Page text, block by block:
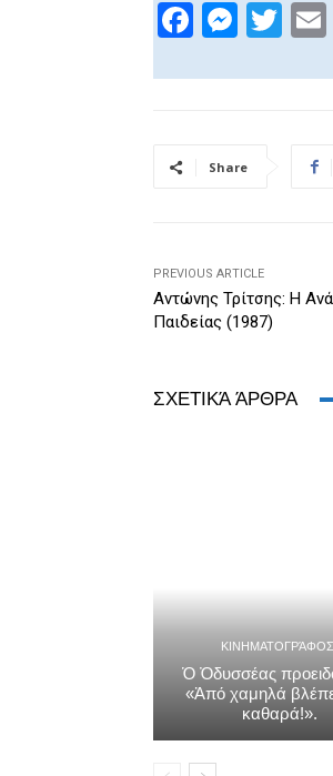
F
c
b
k
M
ss
n
T
tt
Share
PREVIOUS ARTICLE
Αντώνης Τρίτσης: Η
Παιδείας (1987)
ΣΧΕΤΙΚΆ ΆΡΘΡΑ
ΚΙΝΗΜΑΤΟΓΡΆΦΟΣ
Ὁ Ὀδυσσέας
«Ἀπό χαμηλά
καθαρά!».